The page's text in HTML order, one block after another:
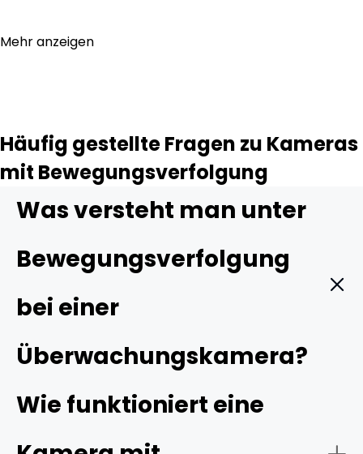
Mehr anzeigen
Häufig gestellte Fragen zu Kameras
mit Bewegungsverfolgung
Was versteht man unter
Bewegungsverfolgung
bei einer
Überwachungskamera?
Bewegungsverfolgung bezieht sich auf die Bewegung
einer Überwachungskamera zusammen mit dem Objekt.
Wie funktioniert eine